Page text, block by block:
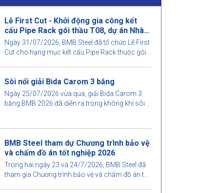
Lễ First Cut - Khởi động gia công kết
cấu Pipe Rack gói thầu T08, dự án Nhà
máy Nhiệt điện Long Phú 1
Ngày 31/07/2026, BMB Steel đã tổ chức Lễ First
Cut cho hạng mục kết cấu Pipe Rack thuộc gói
Sôi nổi giải Bida Carom 3 băng
Ngày 25/07/2026 vừa qua, giải Bida Carom 3
băng BMB 2026 đã diễn ra trong không khí sôi
BMB Steel tham dự Chương trình bảo vệ
và chấm đồ án tốt nghiệp 2026
Trong hai ngày 23 và 24/7/2026, BMB Steel đã
tham gia Chương trình bảo vệ và chấm đồ án tốt